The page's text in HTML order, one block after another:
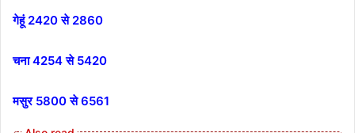
गेहूं 2420 से 2860
चना 4254 से 5420
मसुर 5800 से 6561